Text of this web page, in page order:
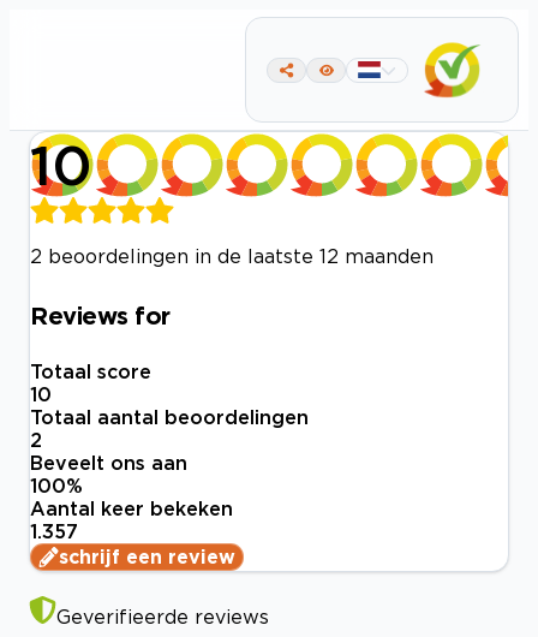
10
2 beoordelingen in de laatste 12 maanden
Reviews for
Totaal score
10
Totaal aantal beoordelingen
2
Beveelt ons aan
100%
Aantal keer bekeken
1.357
schrijf een review
Geverifieerde reviews